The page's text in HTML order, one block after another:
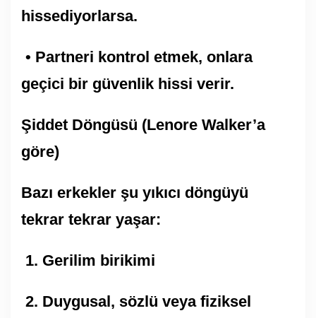
hissediyorlarsa.
• Partneri kontrol etmek, onlara
geçici bir güvenlik hissi verir.
Şiddet Döngüsü (Lenore Walker’a
göre)
Bazı erkekler şu yıkıcı döngüyü
tekrar tekrar yaşar:
1. Gerilim birikimi
2. Duygusal, sözlü veya fiziksel